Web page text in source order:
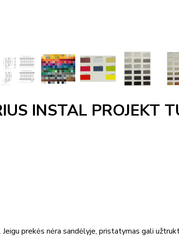
INSTAL PROJEKT
prekės nėra sandėlyje, pristatymas gali